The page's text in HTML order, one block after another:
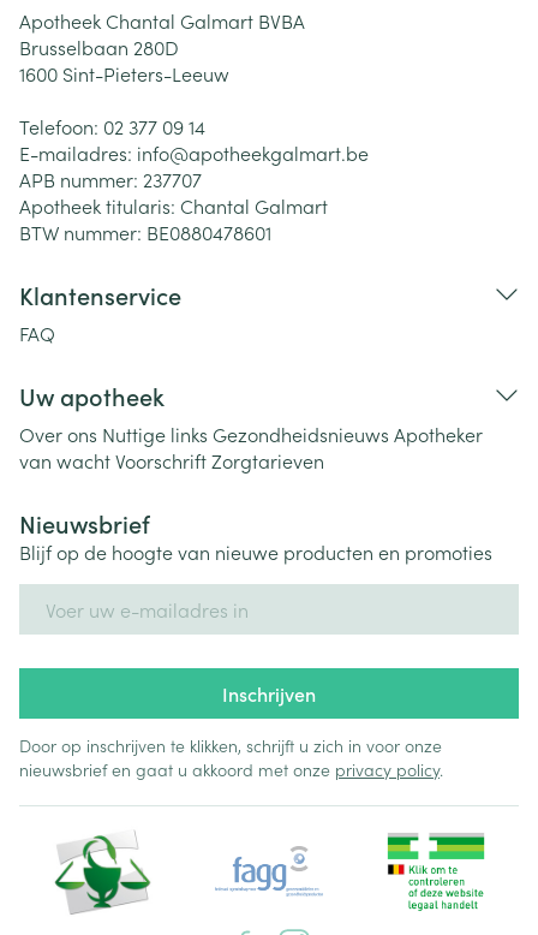
Apotheek Chantal Galmart BVBA
Brusselbaan 280D
1600 Sint-Pieters-Leeuw
Telefoon: 02 377 09 14
E-mailadres: info@apotheekgalmart.be
APB nummer: 237707
Apotheek titularis: Chantal Galmart
BTW nummer: BE0880478601
Klantenservice
FAQ
Uw apotheek
Over ons Nuttige links Gezondheidsnieuws Apotheker
van wachtVoorschriftZorgtarieven
Nieuwsbrief
Blijf op de hoogte van nieuwe producten en promoties
Inschrijven
Door op inschrijven te klikken, schrijft u zich in voor onze
nieuwsbrief en gaat u akkoord met onze privacy policy.